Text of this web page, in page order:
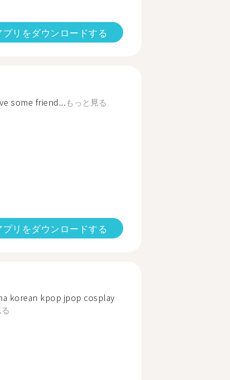
プリをダウンロードする
some friend...もっと見る
プリをダウンロードする
korean kpop jpop cosplay